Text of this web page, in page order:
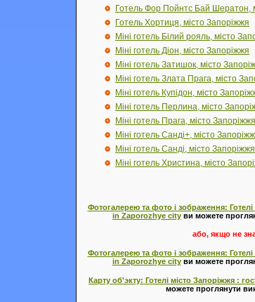
Готель Фор Пойнтс Бай Шератон,
Готель Хортиця, місто Запоріжжя
Міні готель Білий рояль, місто
Міні готель Діон, місто Запоріжжя
Міні готель Затишок, місто
Міні готель Злата Прага, місто
Міні готель Купідон, місто
Міні готель Перлина, місто
Міні готель Прага, місто Запоріжжя
Міні готель Санді+, місто
Міні готель Санді, місто Запоріжжя
Міні готель Христина, місто
Фотогалерею та фото і зображення:
in Zaporozhye city ви можете
або, якщо не
Фотогалерею та фото і зображення:
in Zaporozhye cityви можете
Карту об'экту: Готелі місто Запоріжжя :
можете проглянути